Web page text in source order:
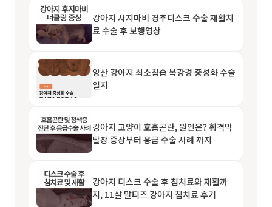
강아지 사지마비 경추디스크 수술 재활치
료 수술 후 보행영상
양산 강아지 최소침습 복강경 중성화 수술
일지
강아지 고양이 호흡곤란, 원인은? 횡격막
탈장 증상부터 응급 수술 사례 까지
강아지 디스크 수술 후 침치료와 재활까
지, 11살 말티즈 강아지 침치료 후기